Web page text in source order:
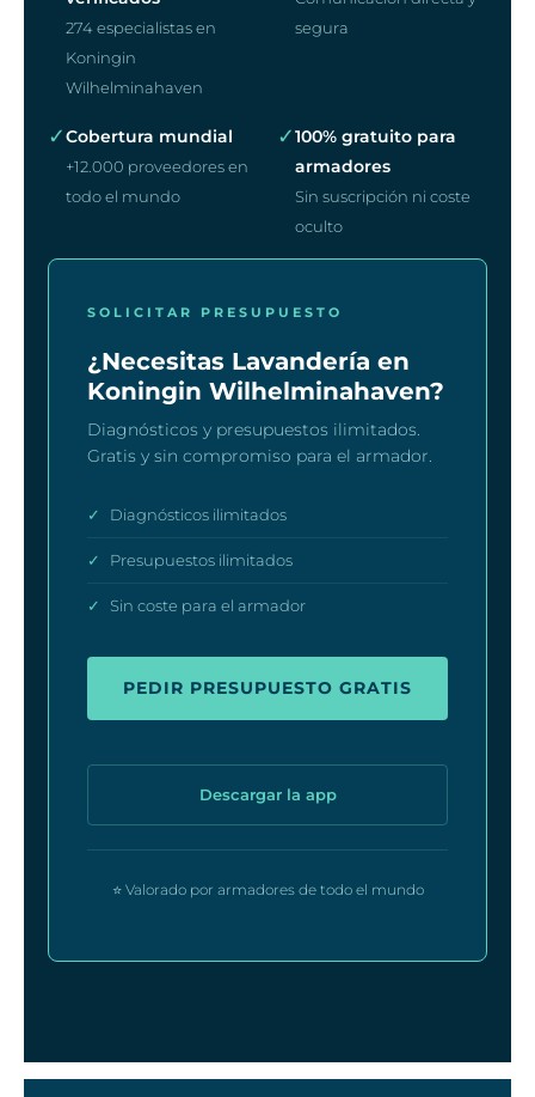
274 especialistas en
Koningin
Wilhelminahaven
segura
✓Cobertura mundial
+12.000 proveedores en
todo el mundo
✓100% gratuito para
armadores
Sin suscripción ni coste
oculto
SOLICITAR PRESUPUESTO
¿Necesitas Lavandería en
Koningin Wilhelminahaven?
Diagnósticos y presupuestos ilimitados.
Gratis y sin compromiso para el armador.
✓ Diagnósticos ilimitados
✓ Presupuestos ilimitados
✓ Sin coste para el armador
PEDIR PRESUPUESTO GRATIS
Descargar la app
⭐ Valorado por armadores de todo el mundo